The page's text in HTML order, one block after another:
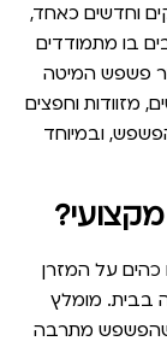
וחדשים כאחד,
בו מתמודדים
פשפש המיטה
מזוודות וחפצים
ובמיוחד
כהים על המזרן
בבית. מומלץ
שהפשפש מתרבה